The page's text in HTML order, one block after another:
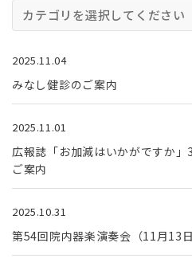
カテゴリを選択してください
2025.11.04
みなし健診のご案内
2025.11.01
広報誌「お加減はいかがですか
ご案内
2025.10.31
第54回院内器楽演奏会（11月13